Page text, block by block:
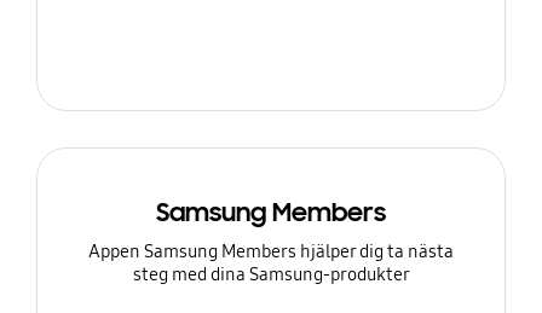
Samsung Members
Appen Samsung Members hjälper dig ta nästa
steg med dina Samsung-produkter